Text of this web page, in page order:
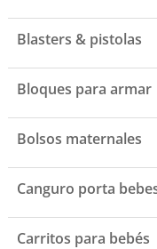
Blasters & pistolas
Bloques para armar
Bolsos maternales
Canguro porta
Carritos para bebés